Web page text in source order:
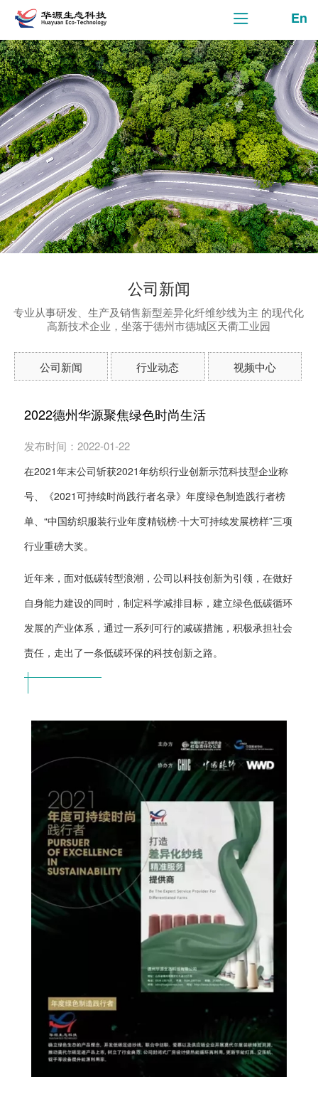
En
公司新闻
专业从事研发、生产及销售新型差异化纤维纱线为主 的现代化
高新技术企业，坐落于德州市德城区天衢工业园
公司新闻 行业动态 视频中心
2022德州华源聚焦绿色时尚生活
发布时间：2022-01-22
在2021年末公司斩获2021年纺织行业创新示范科技型企业称
号、《2021可持续时尚践行者名录》年度绿色制造践行者榜
单、“中国纺织服装行业年度精锐榜·十大可持续发展榜样”三项
行业重磅大奖。
近年来，面对低碳转型浪潮，公司以科技创新为引领，在做好
自身能力建设的同时，制定科学减排目标，建立绿色低碳循环
发展的产业体系，通过一系列可行的减碳措施，积极承担社会
责任，走出了一条低碳环保的科技创新之路。